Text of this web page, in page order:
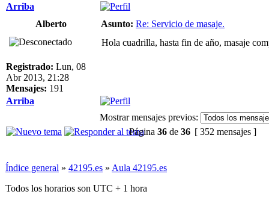
Arriba
Alberto
Asunto: Re: Servicio de masaje.
Registrado: Lun, 08
Abr 2013, 21:28
Mensajes: 191
Hola cuadrilla, hasta fin de año, masaje
Arriba
Mostrar mensajes previos:
Página 36 de 36 [ 352 mensajes ]
Índice general » 42195.es » Aula 42195.es
Todos los horarios son UTC + 1 hora